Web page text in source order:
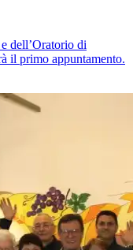
dell’Oratorio di
il primo appuntamento.